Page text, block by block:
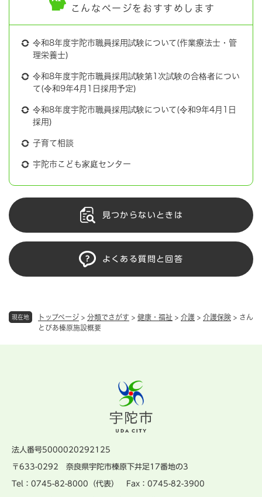
現在地 トップページ > 分類でさがす > 健康・福祉 > 介護 > 介護保険 > さん
とぴあ榛原施設概要
こんなページをおすすめします
令和8年度宇陀市職員採用試験について(作業療法士・管
理栄養士)
令和8年度宇陀市職員採用試験第1次試験の合格者につい
て(令和9年4月1日採用予定)
令和8年度宇陀市職員採用試験について(令和9年4月1日
採用)
子育て相談
宇陀市こども家庭センター
見つからないときは
よくある質問と回答
法人番号5000020292125
〒633-0292 奈良県宇陀市榛原下井足17番地の3
Tel：0745-82-8000（代表） Fax：0745-82-3900